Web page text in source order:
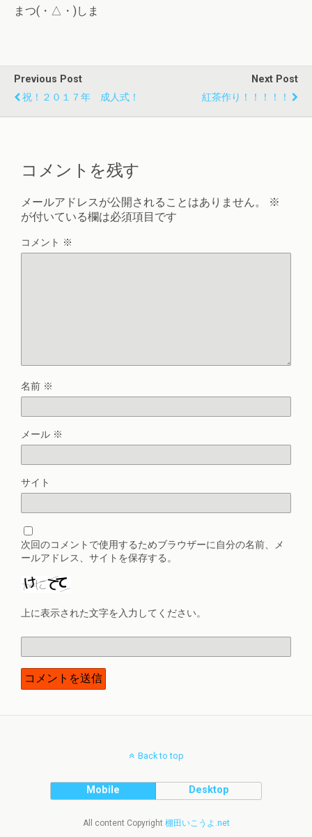
まつ(・△・)しま
Previous Post
祝！２０１７年 成人式！
Next Post
紅茶作り！！！！！
コメントを残す
メールアドレスが公開されることはありません。
※
が付いている欄は必須項目です
コメント ※
名前 ※
メール ※
サイト
次回のコメントで使用するためブラウザーに自分の名前、メ
ールアドレス、サイトを保存する。
上に表示された文字を入力してください。
Back to top
Mobile Desktop
All content Copyright 棚田いこうよ.net